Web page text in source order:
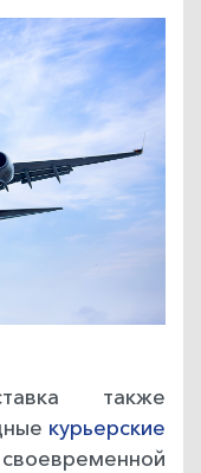
также
курьерские